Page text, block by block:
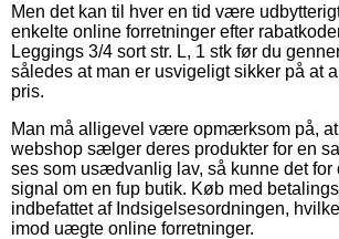
Men det kan til hver en tid være
enkelte online forretninger efter
Leggings 3/4 sort str. L, 1 stk før du
således at man er usvigeligt sikker på at
pris.
Man må alligevel være opmærksom på,
webshop sælger deres produkter for en
ses som usædvanlig lav, så kunne det
signal om en fup butik. Køb med
indbefattet af Indsigelsesordningen,
imod uægte online forretninger.